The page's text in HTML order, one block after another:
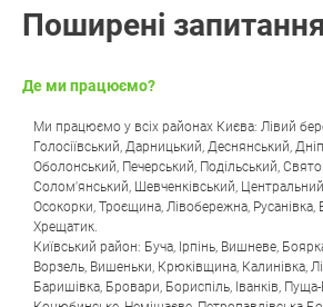
Поширені запитання
Де ми працюємо?
Ми працюємо у всіх районах Києва: Лівий
Голосіївський, Дарницький, Деснянський,
Оболонський, Печерський, Подільський,
Солом'янський, Шевченківський,
Осокорки, Троєщина, Лівобережна, Русанівка,
Хрещатик.
Київський район: Буча, Ірпінь, Вишневе,
Ворзель, Вишеньки, Крюківщина, Калинівка,
Баришівка, Бровари, Бориспіль, Іванків,